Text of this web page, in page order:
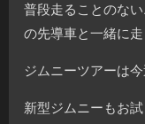
普段走ることのな
の先導車と一緒に
ジムニーツアーは
新型ジムニーもお